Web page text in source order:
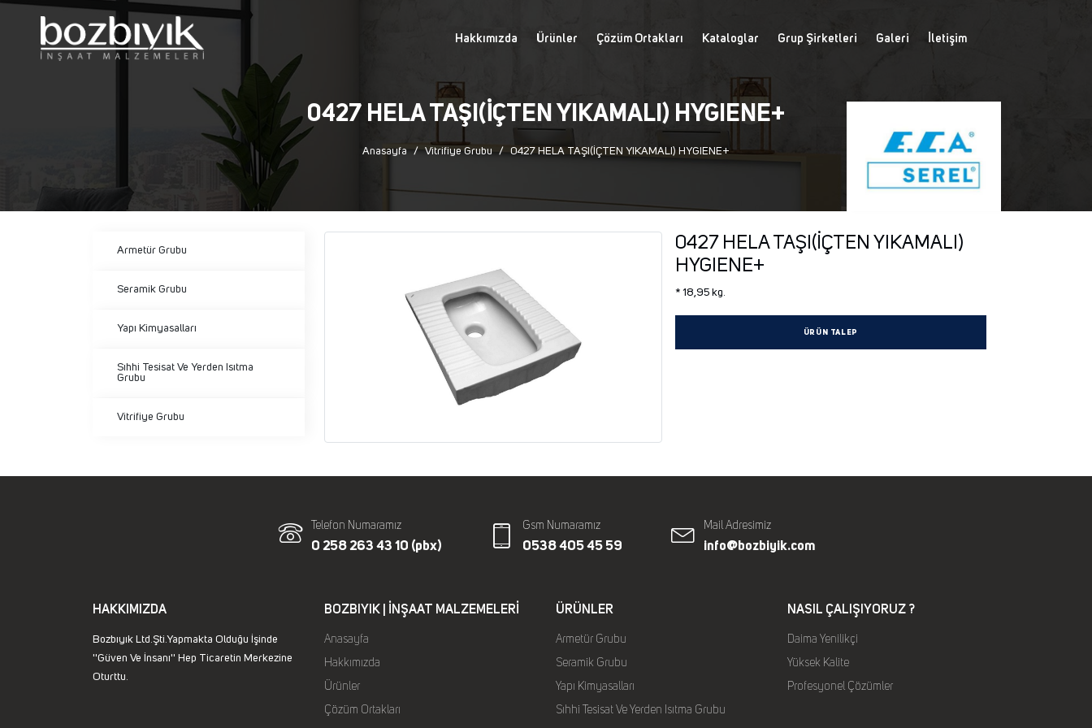
Hakkımızda Ürünler Çözüm Ortakları Kataloglar Grup Şirketleri Galeri İletişim
0427 HELA TAŞI(İÇTEN YIKAMALI) HYGIENE+
Anasayfa Vitrifiye Grubu 0427 HELA TAŞI(İÇTEN YIKAMALI) HYGIENE+
Armetür Grubu
Seramik Grubu
Yapı Kimyasalları
Sıhhi Tesisat Ve Yerden Isıtma
Grubu
Vitrifiye Grubu
0427 HELA TAŞI(İÇTEN YIKAMALI)
HYGIENE+
* 18,95 kg.
ÜRÜN TALEP
Telefon Numaramız
0 258 263 43 10 (pbx)
Gsm Numaramız
0538 405 45 59
Mail Adresimiz
info@bozbiyik.com
HAKKIMIZDA
Bozbıyık Ltd.Şti.Yapmakta Olduğu İşinde
''Güven Ve İnsanı'' Hep Ticaretin Merkezine
Oturttu.
BOZBIYIK | İNŞAAT MALZEMELERI
Anasayfa
Hakkımızda
Ürünler
Çözüm Ortakları
ÜRÜNLER
Armetür Grubu
Seramik Grubu
Yapı Kimyasalları
Sıhhi Tesisat Ve Yerden Isıtma Grubu
NASIL ÇALIŞIYORUZ ?
Daima Yenilikçi
Yüksek Kalite
Profesyonel Çözümler